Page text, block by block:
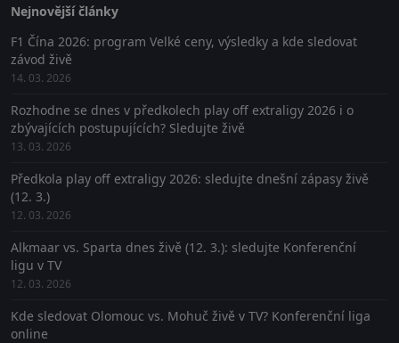
Nejnovější články
F1 Čína 2026: program Velké ceny, výsledky a kde sledovat
závod živě
14. 03. 2026
Rozhodne se dnes v předkolech play off extraligy 2026 i o
zbývajících postupujících? Sledujte živě
13. 03. 2026
Předkola play off extraligy 2026: sledujte dnešní zápasy živě
(12. 3.)
12. 03. 2026
Alkmaar vs. Sparta dnes živě (12. 3.): sledujte Konferenční
ligu v TV
12. 03. 2026
Kde sledovat Olomouc vs. Mohuč živě v TV? Konferenční liga
online